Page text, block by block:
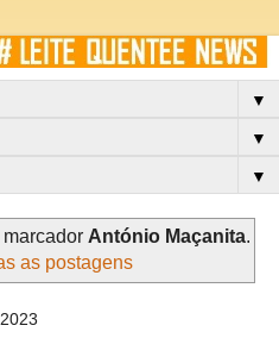
▼
▼
▼
António Maçanita.
as postagens